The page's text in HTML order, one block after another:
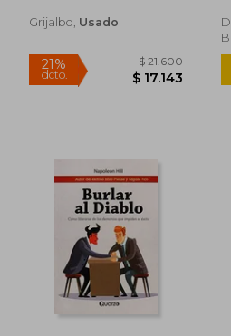
dcto.
Grijalbo, Usado